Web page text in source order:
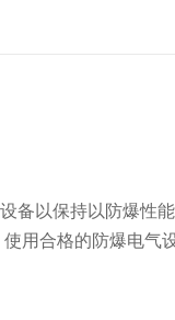
备以保持以防爆性